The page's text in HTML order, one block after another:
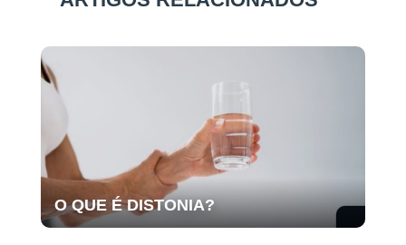
O QUE É DISTONIA?